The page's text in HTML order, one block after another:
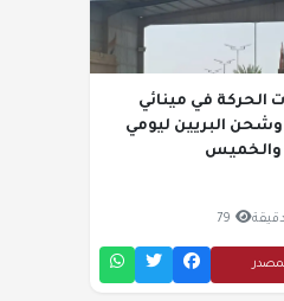
الحركة في مينائي
وشحن البريين ليومي
والخميس
79